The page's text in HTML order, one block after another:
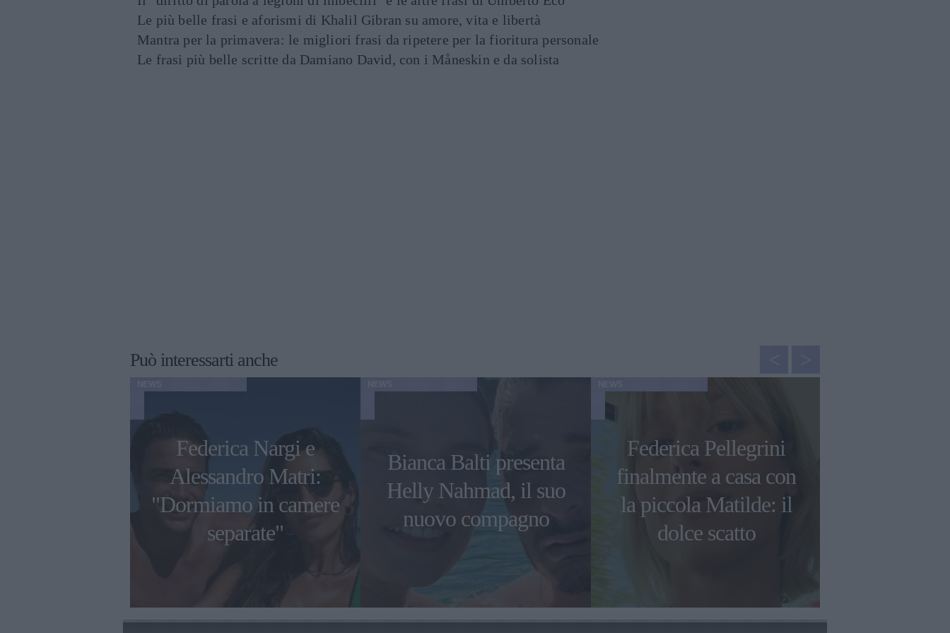
Le più belle frasi e aforismi di Khalil Gibran su amore, vita e libertà
Mantra per la primavera: le migliori frasi da ripetere per la fioritura personale
Le frasi più belle scritte da Damiano David, con i Måneskin e da solista
Può interessarti anche
Federica Nargi e
Alessandro Matri:
"Dormiamo in camere
separate"
Bianca Balti presenta
Helly Nahmad, il suo
nuovo compagno
Federica Pellegrini
finalmente a casa con
la piccola Matilde: il
dolce scatto